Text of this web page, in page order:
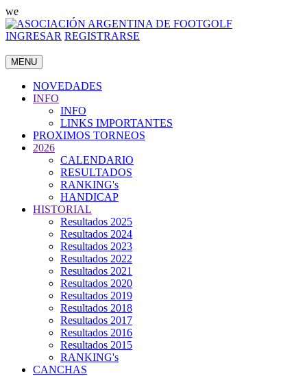
we
INGRESAR REGISTRARSE
MENU
NOVEDADES
INFO
INFO
LINKS IMPORTANTES
PROXIMOS TORNEOS
2026
CALENDARIO
RESULTADOS
RANKING's
HANDICAP
HISTORIAL
Resultados 2025
Resultados 2024
Resultados 2023
Resultados 2022
Resultados 2021
Resultados 2020
Resultados 2019
Resultados 2018
Resultados 2017
Resultados 2016
Resultados 2015
RANKING's
CANCHAS